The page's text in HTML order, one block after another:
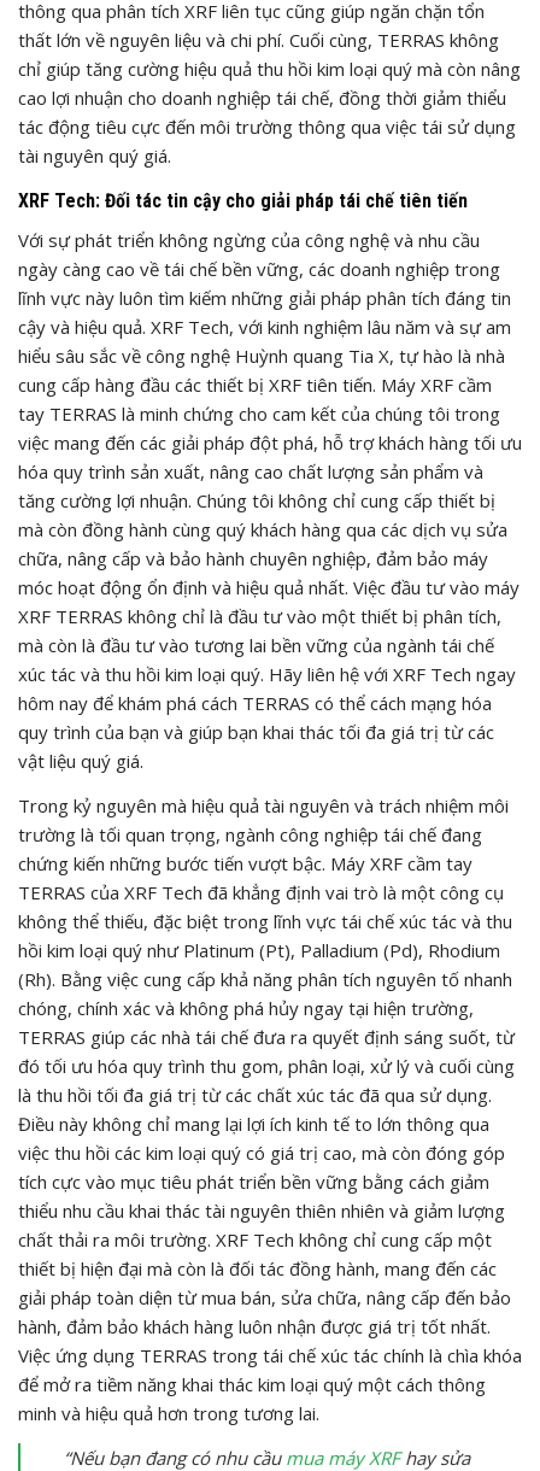
thông qua phân tích XRF liên tục cũng giúp ngăn chặn tổn
thất lớn về nguyên liệu và chi phí. Cuối cùng, TERRAS không
chỉ giúp tăng cường hiệu quả thu hồi kim loại quý mà còn nâng
cao lợi nhuận cho doanh nghiệp tái chế, đồng thời giảm thiểu
tác động tiêu cực đến môi trường thông qua việc tái sử dụng
tài nguyên quý giá.
XRF Tech: Đối tác tin cậy cho giải pháp tái chế tiên tiến
Với sự phát triển không ngừng của công nghệ và nhu cầu
ngày càng cao về tái chế bền vững, các doanh nghiệp trong
lĩnh vực này luôn tìm kiếm những giải pháp phân tích đáng tin
cậy và hiệu quả. XRF Tech, với kinh nghiệm lâu năm và sự am
hiểu sâu sắc về công nghệ Huỳnh quang Tia X, tự hào là nhà
cung cấp hàng đầu các thiết bị XRF tiên tiến. Máy XRF cầm
tay TERRAS là minh chứng cho cam kết của chúng tôi trong
việc mang đến các giải pháp đột phá, hỗ trợ khách hàng tối ưu
hóa quy trình sản xuất, nâng cao chất lượng sản phẩm và
tăng cường lợi nhuận. Chúng tôi không chỉ cung cấp thiết bị
mà còn đồng hành cùng quý khách hàng qua các dịch vụ sửa
chữa, nâng cấp và bảo hành chuyên nghiệp, đảm bảo máy
móc hoạt động ổn định và hiệu quả nhất. Việc đầu tư vào máy
XRF TERRAS không chỉ là đầu tư vào một thiết bị phân tích,
mà còn là đầu tư vào tương lai bền vững của ngành tái chế
xúc tác và thu hồi kim loại quý. Hãy liên hệ với XRF Tech ngay
hôm nay để khám phá cách TERRAS có thể cách mạng hóa
quy trình của bạn và giúp bạn khai thác tối đa giá trị từ các
vật liệu quý giá.
Trong kỷ nguyên mà hiệu quả tài nguyên và trách nhiệm môi
trường là tối quan trọng, ngành công nghiệp tái chế đang
chứng kiến những bước tiến vượt bậc. Máy XRF cầm tay
TERRAS của XRF Tech đã khẳng định vai trò là một công cụ
không thể thiếu, đặc biệt trong lĩnh vực tái chế xúc tác và thu
hồi kim loại quý như Platinum (Pt), Palladium (Pd), Rhodium
(Rh). Bằng việc cung cấp khả năng phân tích nguyên tố nhanh
chóng, chính xác và không phá hủy ngay tại hiện trường,
TERRAS giúp các nhà tái chế đưa ra quyết định sáng suốt, từ
đó tối ưu hóa quy trình thu gom, phân loại, xử lý và cuối cùng
là thu hồi tối đa giá trị từ các chất xúc tác đã qua sử dụng.
Điều này không chỉ mang lại lợi ích kinh tế to lớn thông qua
việc thu hồi các kim loại quý có giá trị cao, mà còn đóng góp
tích cực vào mục tiêu phát triển bền vững bằng cách giảm
thiểu nhu cầu khai thác tài nguyên thiên nhiên và giảm lượng
chất thải ra môi trường. XRF Tech không chỉ cung cấp một
thiết bị hiện đại mà còn là đối tác đồng hành, mang đến các
giải pháp toàn diện từ mua bán, sửa chữa, nâng cấp đến bảo
hành, đảm bảo khách hàng luôn nhận được giá trị tốt nhất.
Việc ứng dụng TERRAS trong tái chế xúc tác chính là chìa khóa
để mở ra tiềm năng khai thác kim loại quý một cách thông
minh và hiệu quả hơn trong tương lai.
“Nếu bạn đang có nhu cầu mua máy XRFhay sửa